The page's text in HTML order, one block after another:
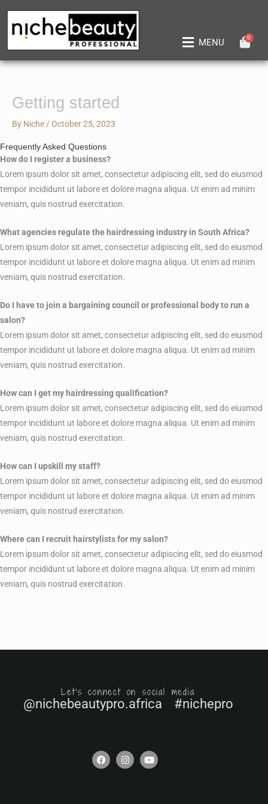
content
Main
Menu
MENU 0
Getting started
By Niche /October 25, 2023
Frequently Asked Questions
How do I register a business?
Lorem ipsum dolor sit amet, consectetur adipiscing elit, sed do eiusmod
tempor incididunt ut labore et dolore magna aliqua. Ut enim ad minim
veniam, quis nostrud exercitation.
What agencies regulate the hairdressing industry in South Africa?
Lorem ipsum dolor sit amet, consectetur adipiscing elit, sed do eiusmod
tempor incididunt ut labore et dolore magna aliqua. Ut enim ad minim
veniam, quis nostrud exercitation.
Do I have to join a bargaining council or professional body to run a
salon?
Lorem ipsum dolor sit amet, consectetur adipiscing elit, sed do eiusmod
tempor incididunt ut labore et dolore magna aliqua. Ut enim ad minim
veniam, quis nostrud exercitation.
How can I get my hairdressing qualification?
Lorem ipsum dolor sit amet, consectetur adipiscing elit, sed do eiusmod
tempor incididunt ut labore et dolore magna aliqua. Ut enim ad minim
veniam, quis nostrud exercitation.
How can I upskill my staff?
Lorem ipsum dolor sit amet, consectetur adipiscing elit, sed do eiusmod
tempor incididunt ut labore et dolore magna aliqua. Ut enim ad minim
veniam, quis nostrud exercitation.
Where can I recruit hairstylists for my salon?
Lorem ipsum dolor sit amet, consectetur adipiscing elit, sed do eiusmod
tempor incididunt ut labore et dolore magna aliqua. Ut enim ad minim
veniam, quis nostrud exercitation.
Let's connect on social media
@nichebeautypro.africa #nichepro
F
a
c
I
n
s
Y
o
u